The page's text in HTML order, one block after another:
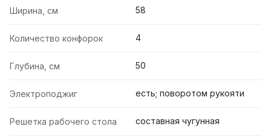
Ширина, см 58
Количество конфорок 4
Глубина, см 50
Электроподжиг есть; поворотом рукояти
Решетка рабочего стола составная чугунная